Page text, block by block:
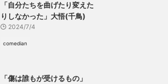
「自分たちを曲げたり変えた
りしなかった」大悟(千鳥)
2024/7/4
comedian
「傷は誰もが受けるもの」